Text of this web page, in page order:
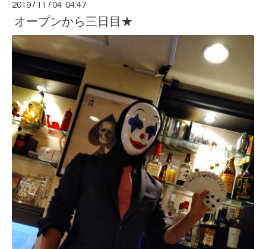
2019 / 11 /04 04:47
オープンから三日目★